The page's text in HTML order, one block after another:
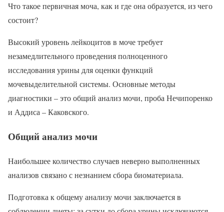
Что такое первичная моча, как и где она образуется, из чего
состоит?
Высокий уровень лейкоцитов в моче требует
незамедлительного проведения полноценного
исследования урины для оценки функций
мочевыделительной системы. Основные методы
диагностики – это общий анализ мочи, проба Нечипоренко
и Аддиса – Каковского.
Общий анализ мочи
Наибольшее количество случаев неверно выполненных
анализов связано с незнанием сбора биоматериала.
Подготовка к общему анализу мочи заключается в